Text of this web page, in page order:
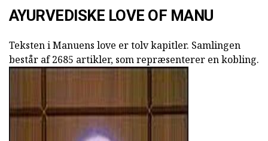
AYURVEDISKE LOVE OF MANU
Teksten i Manuens love er tolv kapitler. Samlingen
består af 2685 artikler, som repræsenterer en kobling.